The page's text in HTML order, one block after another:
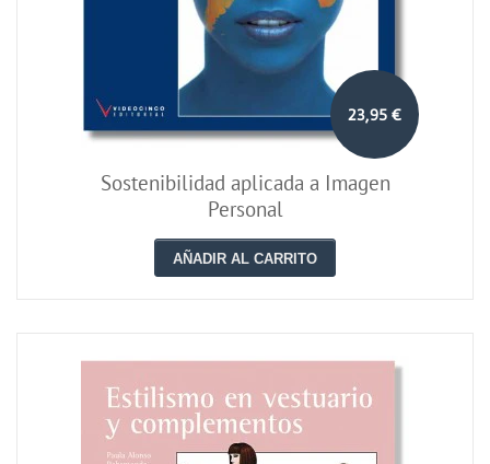
23,95 €
Sostenibilidad aplicada a Imagen
Personal
AÑADIR AL CARRITO